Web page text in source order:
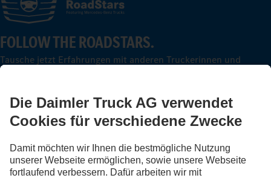
FOLLOW THE ROADSTARS.
Tausche jetzt Erfahrungen mit anderen Truckerinnen und
Steig ein